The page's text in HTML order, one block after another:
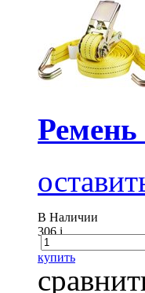
В Наличии
306i
купить